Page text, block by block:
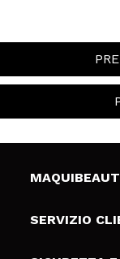
Chi siamo
SERVIZIO
Spedizioni